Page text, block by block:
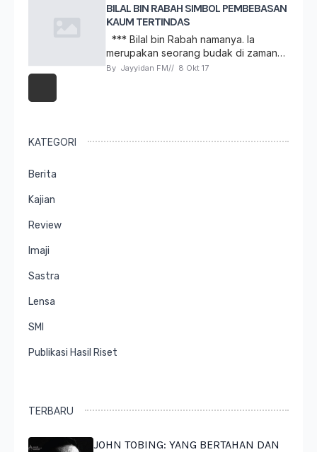
BILAL BIN RABAH SIMBOL PEMBEBASAN
KAUM TERTINDAS
*** Bilal bin Rabah namanya. Ia
merupakan seorang budak di zaman…
By Jayyidan FM// 8 Okt 17
KATEGORI
Berita
Kajian
Review
Imaji
Sastra
Lensa
SMI
Publikasi Hasil Riset
TERBARU
JOHN TOBING: YANG BERTAHAN DAN